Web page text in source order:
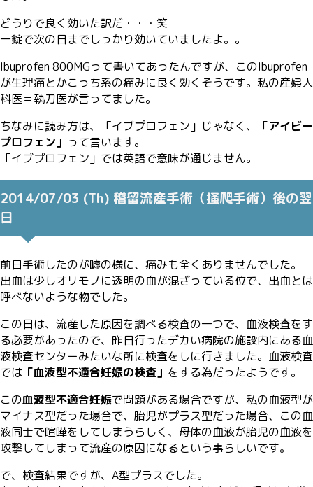
どうりで良く効いた訳だ・・・笑
一錠で次の日までしっかり効いていましたよ。。
Ibuprofen 800MGって書いてあったんですが、このIbuprofen
が生理痛とかこっち系の痛みに良く効くそうです。私の産婦人
科医＝執刀医が言ってました。
ちなみに読み方は、「イブプロフェン」じゃなく、
「アイビー
プロフェン」 って言います。
「イブプロフェン」では英語で意味が通じません。
2014/07/03 (Th) 稽留流産手術（掻爬手術）後の翌
日
前日手術したのが嘘の様に、痛みも全くありませんでした。
出血は少しオリモノに透明の血が混ざっている位で、出血とは
呼べないような物でした。
この日は、流産した原因を調べる検査の一つで、血液検査をす
る必要があったので、昨日行ったデカい病院の施設内にある血
液検査センターみたいな所に検査をしに行きました。血液検査
では 「血液型不適合妊娠の検査」 をする為だったようです。
この血液型不適合妊娠で問題がある場合ですが、私の血液型が
マイナス型だった場合で、胎児がプラス型だった場合、この血
液同士で喧嘩をしてしまうらしく、母体の血液が胎児の血液を
攻撃してしまって流産の原因になるという事らしいです。
で、検査結果ですが、A型プラスでした。